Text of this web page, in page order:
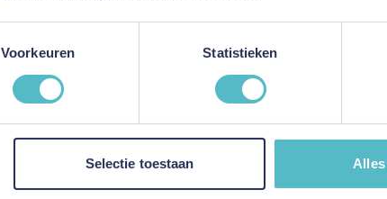
Voorkeuren Statistieken
Selectie toestaan
This form is protected by